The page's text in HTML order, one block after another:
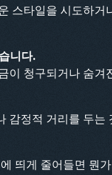
스타일을 시도하
니다.
이 청구되거나 숨
감정적 거리를 두
띄게 줄어들면 뭔